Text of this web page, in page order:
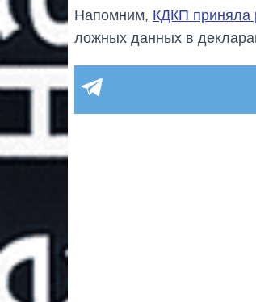
Напомним, КДКП приняла
ложных данных в